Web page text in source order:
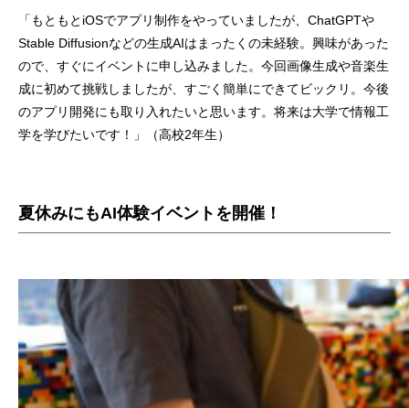
「もともとiOSでアプリ制作をやっていましたが、ChatGPTや
Stable Diffusionなどの生成AIはまったくの未経験。興味があった
ので、すぐにイベントに申し込みました。今回画像生成や音楽生
成に初めて挑戦しましたが、すごく簡単にできてビックリ。今後
のアプリ開発にも取り入れたいと思います。将来は大学で情報工
学を学びたいです！」（高校2年生）
夏休みにもAI体験イベントを開催！